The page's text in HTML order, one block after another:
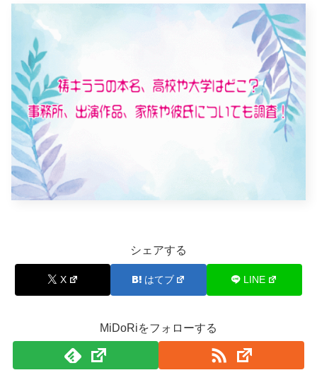
シェアする
X はてブ LINE
MiDoRiをフォローする